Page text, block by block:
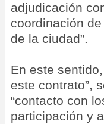
adjudicación
coordinación
de la ciudad”.
En este
este contrato”,
“contacto con
participación y